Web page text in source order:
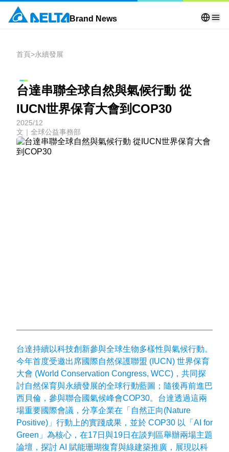
Brand News
首頁>永續發展
台達串聯全球自然與氣候行動 從
IUCN世界保育大會到COP30
2025/12
文｜全球公益事務部
台達持續以科技創新參與全球生物多樣性與氣候行動。
今年首度受邀出席國際自然保護聯盟 (IUCN) 世界保育
大會 (World Conservation Congress, WCC)，共同探
討自然保育與永續發展的全球行動藍圖；隨後再前進巴
西貝倫，參與聯合國氣候峰會COP30。台達透過這兩
場重要國際會議，分享企業在「自然正向(Nature
Positive)」行動上的實踐成果，並於 COP30 以「AI for
Green」為核心，在17日與19日在談判區舉辦兩場主題
論壇，探討 AI 賦能珊瑚復育與綠建築推廣，展現以科